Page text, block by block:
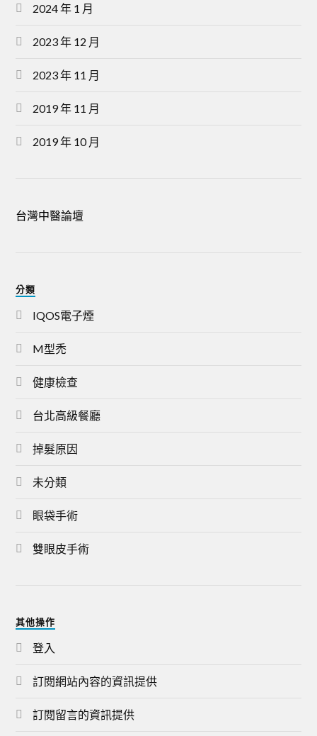
2024 年 1 月
2023 年 12 月
2023 年 11 月
2019 年 11 月
2019 年 10 月
台灣中醫論壇
分類
IQOS電子煙
M型禿
健康檢查
台北高級餐廳
掉髮原因
未分類
眼袋手術
雙眼皮手術
其他操作
登入
訂閱網站內容的資訊提供
訂閱留言的資訊提供